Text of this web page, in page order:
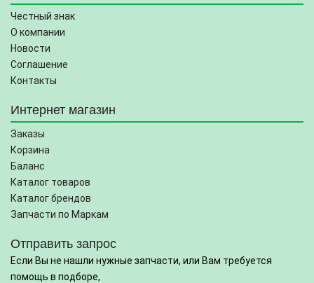
Честный знак
О компании
Новости
Соглашение
Контакты
Интернет магазин
Заказы
Корзина
Баланс
Каталог товаров
Каталог брендов
Запчасти по Маркам
Отправить запрос
Если Вы не нашли нужные запчасти, или Вам требуется
помощь в подборе,